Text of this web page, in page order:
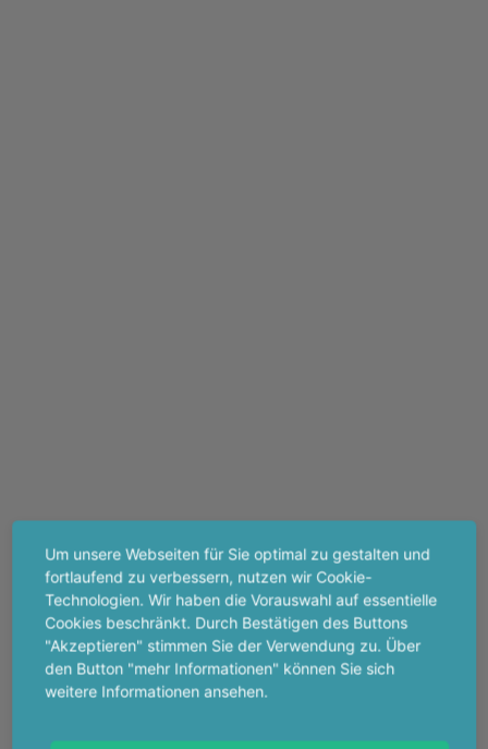
Um unsere Webseiten für Sie optimal zu gestalten und
fortlaufend zu verbessern, nutzen wir Cookie-
Technologien. Wir haben die Vorauswahl auf essentielle
Cookies beschränkt. Durch Bestätigen des Buttons
"Akzeptieren" stimmen Sie der Verwendung zu. Über
den Button "mehr Informationen" können Sie sich
weitere Informationen ansehen.